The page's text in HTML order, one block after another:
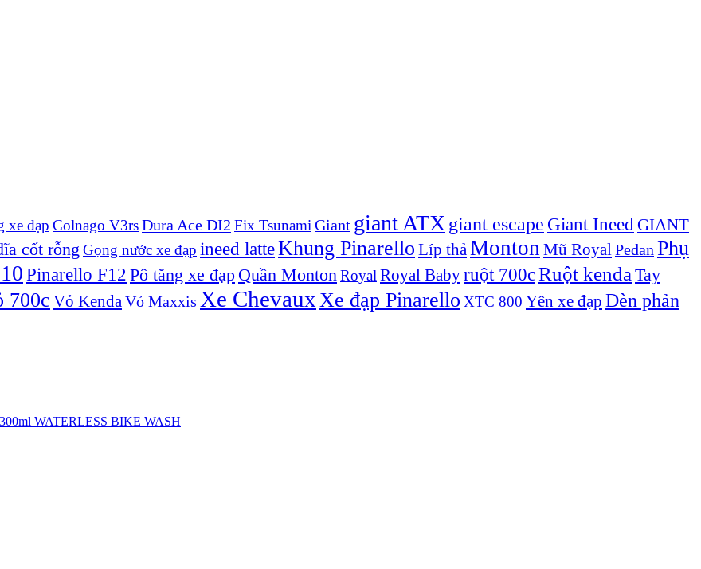
xe đạp Colnago V3rsDura Ace DI2 Fix Tsunami Giant giant ATX giant escape Giant Ineed GIANT
cốt rỗng Gọng nước xe đạp ineed latteKhung Pinarello Líp thảMonton Mũ Royal Pedan Phụ
Pinarello F12 Pô tăng xe đạp Quần MontonRoyal Royal Babyruột 700cRuột kendaTay
700c Vỏ KendaVỏ Maxxis Xe ChevauxXe đạp Pinarello XTC 800 Yên xe đạp Đèn phản
WATERLESS BIKE WASH